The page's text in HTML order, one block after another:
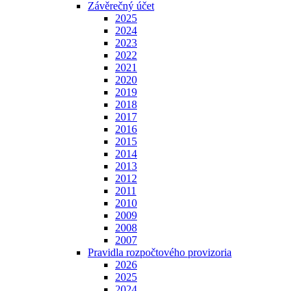
Závěrečný účet
2025
2024
2023
2022
2021
2020
2019
2018
2017
2016
2015
2014
2013
2012
2011
2010
2009
2008
2007
Pravidla rozpočtového provizoria
2026
2025